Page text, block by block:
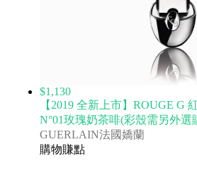
$1,130
【2019 全新上市】ROUGE G
N°01玫瑰奶茶啡(彩殼需另外選
GUERLAIN法國嬌蘭
購物賺點